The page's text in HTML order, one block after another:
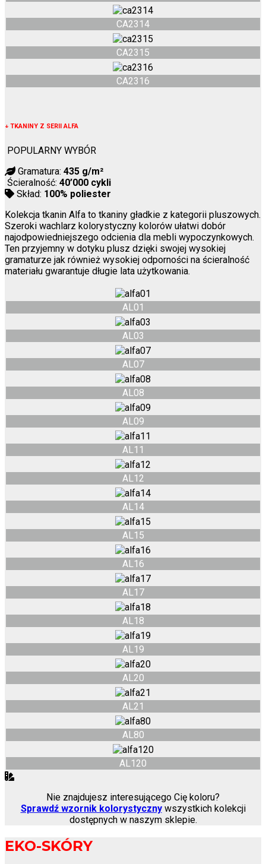
CA2314
CA2315
CA2316
↓ TKANINY Z SERII ALFA
POPULARNY WYBÓR
Gramatura: 435 g/m²
Ścieralność: 40’000 cykli
Skład: 100% poliester
Kolekcja tkanin Alfa to tkaniny gładkie z kategorii pluszowych.
Szeroki wachlarz kolorystyczny kolorów ułatwi dobór
najodpowiedniejszego odcienia dla mebli wypoczynkowych.
Ten przyjemny w dotyku plusz dzięki swojej wysokiej
gramaturze jak również wysokiej odporności na ścieralność
materiału gwarantuje długie lata użytkowania.
AL01
AL03
AL07
AL08
AL09
AL11
AL12
AL14
AL15
AL16
AL17
AL18
AL19
AL20
AL21
AL80
AL120
Nie znajdujesz interesującego Cię koloru?
Sprawdź wzornik kolorystycznywszystkich kolekcji
dostępnych w naszym sklepie.
EKO-SKÓRY